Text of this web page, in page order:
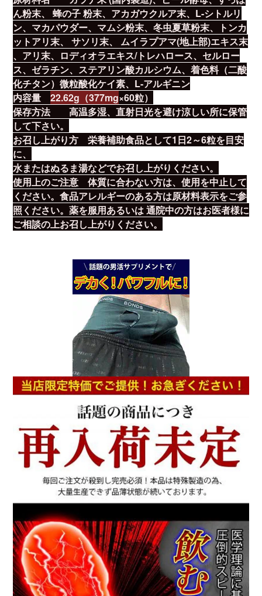
ん粉末、 蜂の子 粉末、アカガウクルア末、L-シトルリ
ン、マカパウダー、マムシ粉末、冬虫夏草粉末、トンカ
ットアリ末、 サソリ末、 ムイラプアマ(地上部)エキス末
、アリ末、ロディオラエキス/トレハロース、セルロー
ス、ゼラチン、ステアリン酸カルシウム、着色料（二酸
化チタン）微粒酸化ケイ素、L-アルギニン
内容量
22.62g（377mg×60粒）
保存方法
高温多湿、直射日光を避け涼しい所に保管
して下さい。
お召し上がり方
栄養補助食品として1日2～6粒を目安
に、
水またはぬるま湯などでお召し上がりください。
使用上のご注意
体質に合わない方は、使用を中止して
ください。食品アレルギーのある方は原材料表示をご参
照ください。薬を服用あるいは 通院中の方はお医者様に
ご相談の上お召し上がりください。